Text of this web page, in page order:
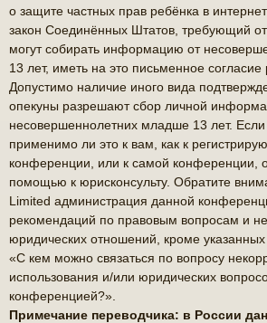
о защите частных прав ребёнка в
закон Соединённых Штатов, требующий
могут собирать информацию от
13 лет, иметь на это письменное согласие
Допустимо наличие иного вида
опекуны разрешают сбор личной
несовершеннолетних младше 13 лет.
применимо ли это к вам, как к
конференции, или к самой конференции,
помощью к юрисконсульту. Обратите
Limited администрация данной
рекомендаций по правовым вопросам и
юридических отношений, кроме указанных
«С кем можно связаться по вопросу
использования и/или юридических
конференцией?».
Примечание переводчика: в России